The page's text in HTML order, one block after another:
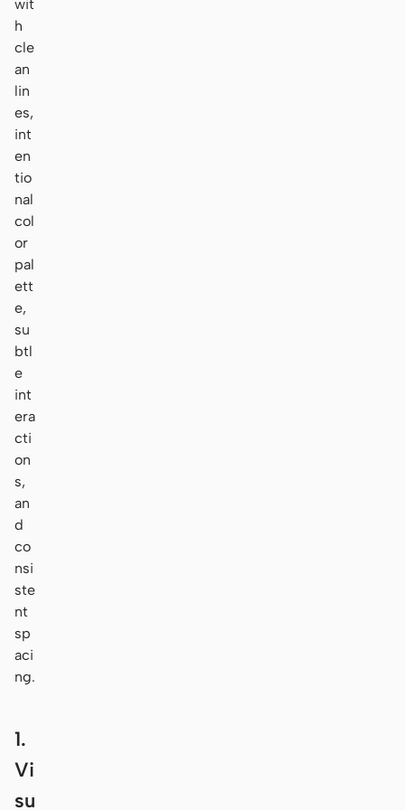
wit
h
cle
an
lin
es,
int
en
tio
nal
col
or
pal
ett
e,
su
btl
e
int
era
cti
on
s,
an
d
co
nsi
ste
nt
sp
aci
ng.
1.
Vi
su